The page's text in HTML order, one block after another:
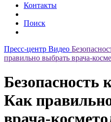
Контакты
Поиск
Пресс-центр Видео
правильно выбрать врача-
Безопасность
Как